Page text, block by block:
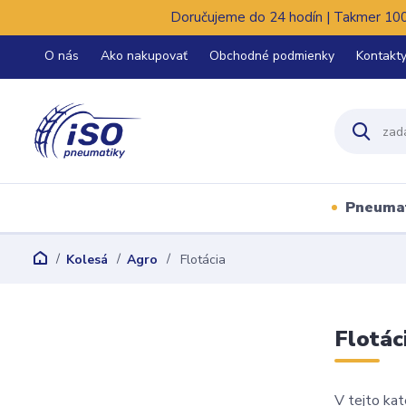
Doručujeme do 24 hodín | Takmer
O nás Ako nakupovať Obchodné podmienky Kontakty
Kolesá Agro Flotácia
V tejto